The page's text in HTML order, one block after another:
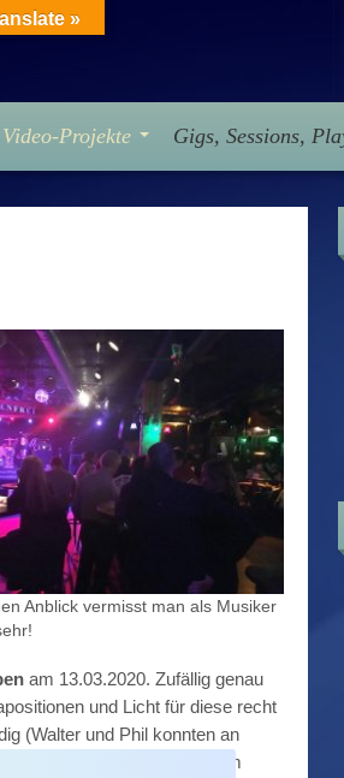
Video-Projekte Gigs, Sessions,
Anblick vermisst man als Musiker
am 13.03.2020. Zufällig genau
und Licht für diese recht
(Walter und Phil konnten an
Audio- und Filmmaterial im
»